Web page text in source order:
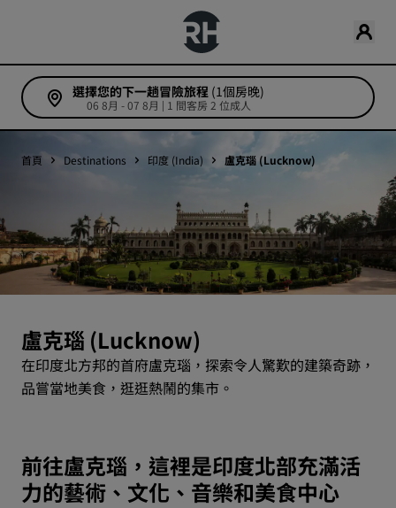
選擇您的下一趟冒險旅程 (1個房晚)
06 8月 - 07 8月 | 1 間客房 2 位成人
首頁 Destinations 印度 (India) 盧克瑙 (Lucknow)
盧克瑙 (Lucknow)
在印度北方邦的首府盧克瑙，探索令人驚歎的建築奇跡，
品嘗當地美食，逛逛熱鬧的集市。
前往盧克瑙，這裡是印度北部充滿活
力的藝術、文化、音樂和美食中心